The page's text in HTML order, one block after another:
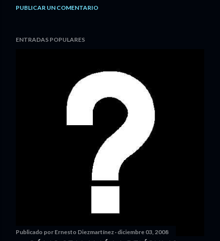
PUBLICAR UN COMENTARIO
ENTRADAS POPULARES
Publicado por Ernesto Diezmartínez diciembre 03, 2008